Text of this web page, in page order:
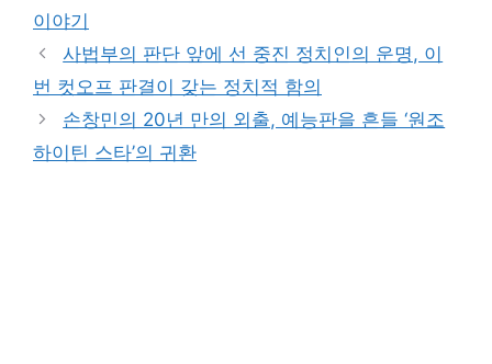
이야기
사법부의 판단 앞에 선 중진 정치인의 운명, 이
번 컷오프 판결이 갖는 정치적 함의
손창민의 20년 만의 외출, 예능판을 흔들 ‘원조
하이틴 스타’의 귀환